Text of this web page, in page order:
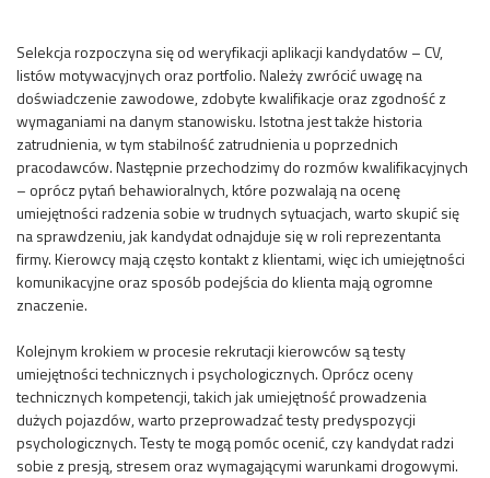
Selekcja rozpoczyna się od weryfikacji aplikacji kandydatów – CV,
listów motywacyjnych oraz portfolio. Należy zwrócić uwagę na
doświadczenie zawodowe, zdobyte kwalifikacje oraz zgodność z
wymaganiami na danym stanowisku. Istotna jest także historia
zatrudnienia, w tym stabilność zatrudnienia u poprzednich
pracodawców. Następnie przechodzimy do rozmów kwalifikacyjnych
– oprócz pytań behawioralnych, które pozwalają na ocenę
umiejętności radzenia sobie w trudnych sytuacjach, warto skupić się
na sprawdzeniu, jak kandydat odnajduje się w roli reprezentanta
firmy. Kierowcy mają często kontakt z klientami, więc ich umiejętności
komunikacyjne oraz sposób podejścia do klienta mają ogromne
znaczenie.
Kolejnym krokiem w procesie rekrutacji kierowców są testy
umiejętności technicznych i psychologicznych. Oprócz oceny
technicznych kompetencji, takich jak umiejętność prowadzenia
dużych pojazdów, warto przeprowadzać testy predyspozycji
psychologicznych. Testy te mogą pomóc ocenić, czy kandydat radzi
sobie z presją, stresem oraz wymagającymi warunkami drogowymi.